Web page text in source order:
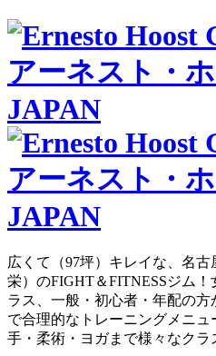
広くて（97坪）キレイな、名
栄）のFIGHT＆FITNESSジム
ラス、一般・初心者・年配の方
で合理的なトレーニングメニ
手・柔術・ヨガまで様々なクラ